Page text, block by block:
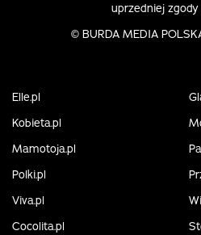
uprzedniej
© BURDA MEDIA
Elle.pl
Kobieta.pl
Mamotoja.pl
Polki.pl
Viva.pl
Cocolita.pl